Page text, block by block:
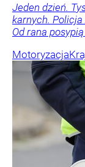
Jeden dzień.
karnych.
Od rana
Motoryzacja